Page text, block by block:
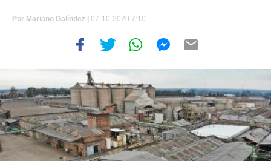
Por Mariano Galíndez 07-10-2020 7:10